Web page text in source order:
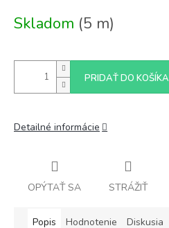
cena:
Skladom (5 m)
PRIDAŤ DO KOŠÍKA
Detailné informácie
OPÝTAŤ SA STRÁŽIŤ
Popis Hodnotenie Diskusia